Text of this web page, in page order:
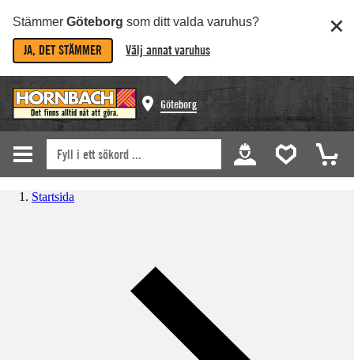
Stämmer Göteborg som ditt valda varuhus?
JA, DET STÄMMER Välj annat varuhus
Göteborg
Startsida